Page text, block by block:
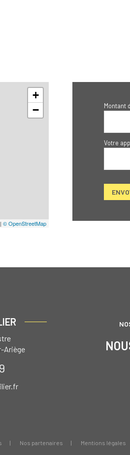
+
−
| © OpenStreetMap
Montant
Votre
Ariège
Nos partenaires Mentions légales